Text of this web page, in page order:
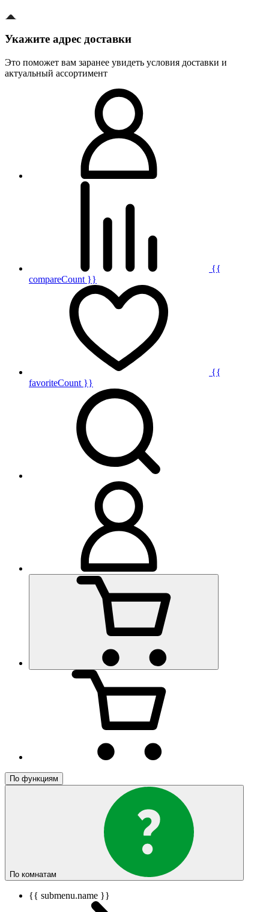
Укажите адрес доставки
Это поможет вам заранее увидеть условия доставки и
актуальный ассортимент
{{
compareCount }}
{{
favoriteCount }}
По функциям
По комнатам
{{ submenu.name }}